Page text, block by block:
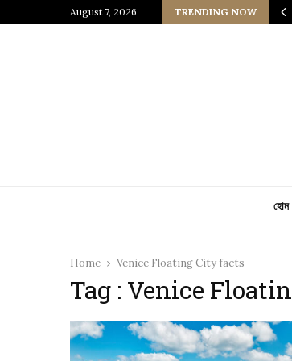
August 7, 2026 TRENDING NOW
যুগের এক জীবন্ত জাদুঘর
হোম
Home Venice Floating City facts
Tag : Venice